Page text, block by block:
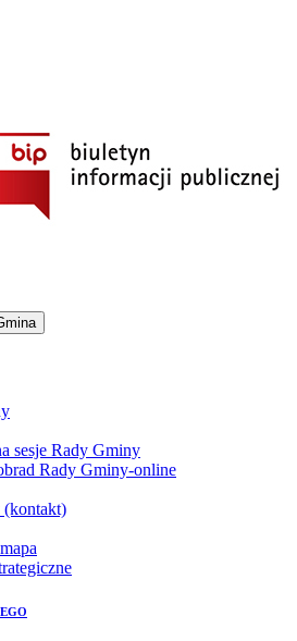
sesje Rady Gminy
Rady Gminy-online